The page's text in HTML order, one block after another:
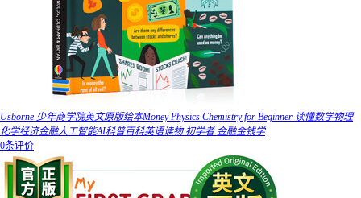
Usborne 少年商学院英文原版绘本Money Physics Chemistry for Beginner 读懂数学物理
化学经济金融人工智能AI科普百科英语读物 初学者 金融金钱学
0条评价